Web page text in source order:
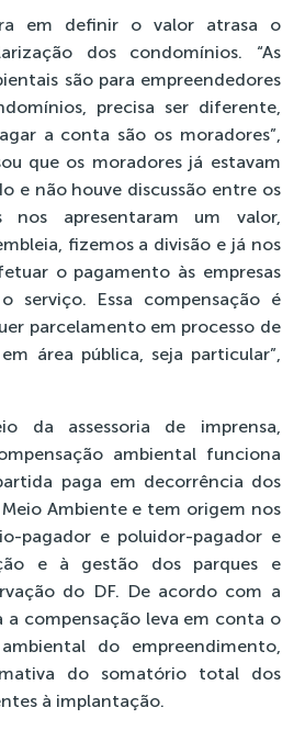
em definir o valor atrasa o
dos condomínios. “As
são para empreendedores
precisa ser diferente,
a conta são os moradores”,
que os moradores já estavam
e não houve discussão entre os
nos apresentaram um valor,
fizemos a divisão e já nos
o pagamento às empresas
serviço. Essa compensação é
parcelamento em processo de
área pública, seja particular”,
da assessoria de imprensa,
ambiental funciona
paga em decorrência dos
Ambiente e tem origem nos
pagador e poluidor-pagador e
e à gestão dos parques e
do DF. De acordo com a
a compensação leva em conta o
do empreendimento,
do somatório total dos
à implantação.